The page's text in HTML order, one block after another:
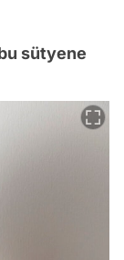
sütyene